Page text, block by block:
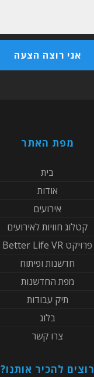
מפת האתר
בית
אודות
אירועים
קטלוג חוויות לאירועים
פרויקט Better Life VR
חדשנות ופיתוח
מפת החדשנות
תיק עבודות
בלוג
צרו קשר
רוצים להכיר אותנו?